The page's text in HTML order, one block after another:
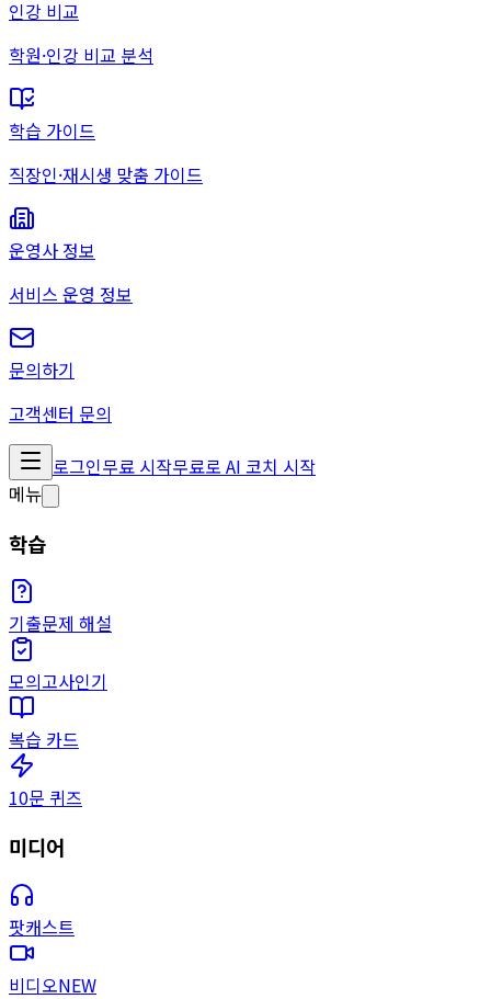
인강 비교
학원·인강 비교 분석
학습 가이드
직장인·재시생 맞춤 가이드
운영사 정보
서비스 운영 정보
문의하기
고객센터 문의
로그인무료 시작무료로 AI 코치 시작
메뉴
학습
기출문제 해설
모의고사인기
복습 카드
10문 퀴즈
미디어
팟캐스트
비디오NEW